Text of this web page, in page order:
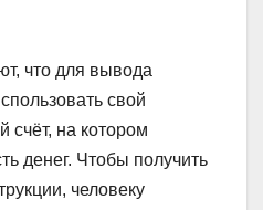
что для вывода
свой
счёт, на котором
денег. Чтобы получить
человеку